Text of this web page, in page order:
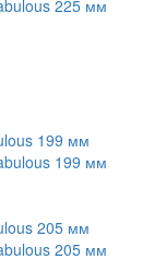
199 мм
205 мм